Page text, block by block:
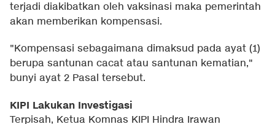
terjadi diakibatkan oleh vaksinasi maka pemerintah
akan memberikan kompensasi.
"Kompensasi sebagaimana dimaksud pada ayat (1)
berupa santunan cacat atau santunan kematian,"
bunyi ayat 2 Pasal tersebut.
KIPI Lakukan Investigasi
Terpisah, Ketua Komnas KIPI Hindra Irawan